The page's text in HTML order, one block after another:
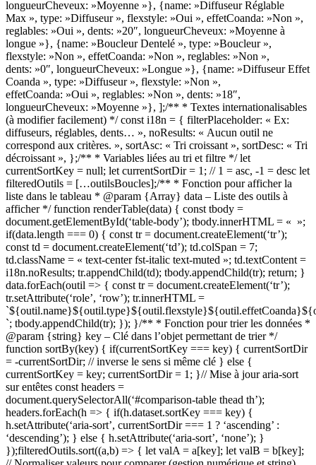
longueurCheveux: »Moyenne »}, {name: »Diffuseur Réglable
Max », type: »Diffuseur », flexstyle: »Oui », effetCoanda: »Non »,
reglables: »Oui », dents: »20″, longueurCheveux: »Moyenne à
longue »}, {name: »Boucleur Dentelé », type: »Boucleur »,
flexstyle: »Non », effetCoanda: »Non », reglables: »Non »,
dents: »0″, longueurCheveux: »Longue »}, {name: »Diffuseur Effet
Coanda », type: »Diffuseur », flexstyle: »Non »,
effetCoanda: »Oui », reglables: »Non », dents: »18″,
longueurCheveux: »Moyenne »}, ];/** * Textes internationalisables
(à modifier facilement) */ const i18n = { filterPlaceholder: « Ex:
diffuseurs, réglables, dents… », noResults: « Aucun outil ne
correspond aux critères. », sortAsc: « Tri croissant », sortDesc: « Tri
décroissant », };/** * Variables liées au tri et filtre */ let
currentSortKey = null; let currentSortDir = 1; // 1 = asc, -1 = desc let
filteredOutils = […outilsBoucles];/** * Fonction pour afficher la
liste dans le tableau * @param {Array} data – Liste des outils à
afficher */ function renderTable(data) { const tbody =
document.getElementById(‘table-body’); tbody.innerHTML = « »;
if(data.length === 0) { const tr = document.createElement(‘tr’);
const td = document.createElement(‘td’); td.colSpan = 7;
td.className = « text-center fst-italic text-muted »; td.textContent =
i18n.noResults; tr.appendChild(td); tbody.appendChild(tr); return; }
data.forEach(outil => { const tr = document.createElement(‘tr’);
tr.setAttribute(‘role’, ‘row’); tr.innerHTML =
`; tbody.appendChild(tr); }); }/** * Fonction pour trier les données *
@param {string} key – Clé dans l’objet permettant de trier */
function sortBy(key) { if(currentSortKey === key) { currentSortDir
= -currentSortDir; // inverse le sens si même clé } else {
currentSortKey = key; currentSortDir = 1; }// Mise à jour aria-sort
sur entêtes const headers =
document.querySelectorAll(‘#comparison-table thead th’);
headers.forEach(h => { if(h.dataset.sortKey === key) {
h.setAttribute(‘aria-sort’, currentSortDir === 1 ? ‘ascending’ :
‘descending’); } else { h.setAttribute(‘aria-sort’, ‘none’); }
});filteredOutils.sort((a,b) => { let valA = a[key]; let valB = b[key];